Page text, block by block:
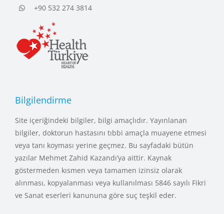
+90 532 274 3814
Bilgilendirme
Site içeriğindeki bilgiler, bilgi amaçlıdır. Yayınlanan
bilgiler, doktorun hastasını tıbbi amaçla muayene etmesi
veya tanı koyması yerine geçmez. Bu sayfadaki bütün
yazılar Mehmet Zahid Kazandı’ya aittir. Kaynak
göstermeden kısmen veya tamamen izinsiz olarak
alınması, kopyalanması veya kullanılması 5846 sayılı Fikri
ve Sanat eserleri kanununa göre suç teşkil eder.